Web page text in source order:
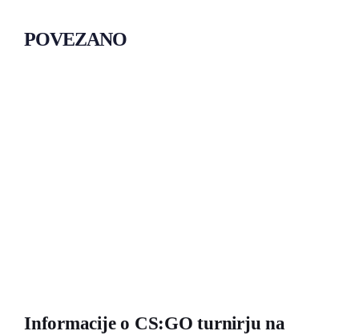
POVEZANO
Informacije o CS:GO turnirju na